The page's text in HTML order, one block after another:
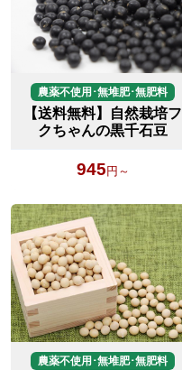
農薬不使用･無堆肥･無肥料
【送料無料】自然栽培フ
クちゃんの黒千石豆
945 円～
農薬不使用･無堆肥･無肥料